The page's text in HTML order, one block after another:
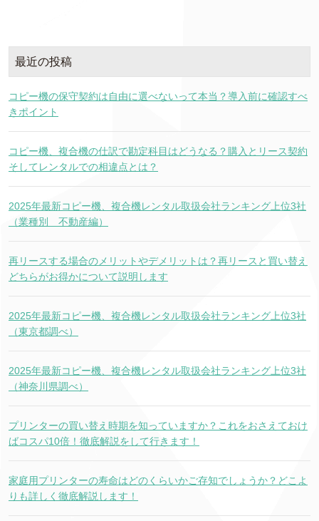
最近の投稿
コピー機の保守契約は自由に選べないって本当？導入前に確認すべ
きポイント
コピー機、複合機の仕訳で勘定科目はどうなる？購入とリース契約
そしてレンタルでの相違点とは？
2025年最新コピー機、複合機レンタル取扱会社ランキング上位3社
（業種別 不動産編）
再リースする場合のメリットやデメリットは？再リースと買い替え
どちらがお得かについて説明します
2025年最新コピー機、複合機レンタル取扱会社ランキング上位3社
（東京都調べ）
2025年最新コピー機、複合機レンタル取扱会社ランキング上位3社
（神奈川県調べ）
プリンターの買い替え時期を知っていますか？これをおさえておけ
ばコスパ10倍！徹底解説をして行きます！
家庭用プリンターの寿命はどのくらいかご存知でしょうか？どこよ
りも詳しく徹底解説します！